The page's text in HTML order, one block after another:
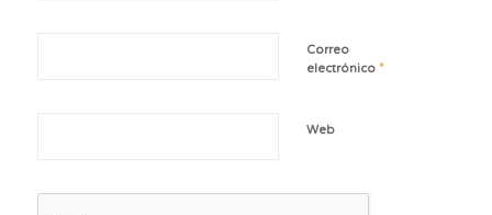
Correo
electrónico *
Web